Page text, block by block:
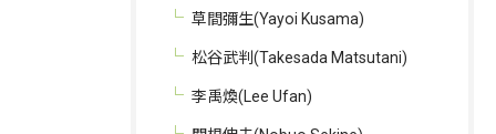
草間彌生(Yayoi Kusama)
松谷武判(Takesada Matsutani)
李禹煥(Lee Ufan)